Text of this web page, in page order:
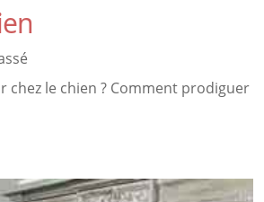
le chien ? Comment prodiguer